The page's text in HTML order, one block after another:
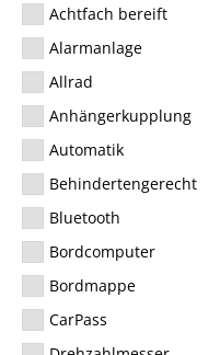
Achtfach bereift
Alarmanlage
Allrad
Anhängerkupplung
Automatik
Behindertengerecht
Bluetooth
Bordcomputer
Bordmappe
CarPass